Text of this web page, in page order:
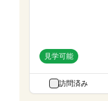
見学可能
訪問済み